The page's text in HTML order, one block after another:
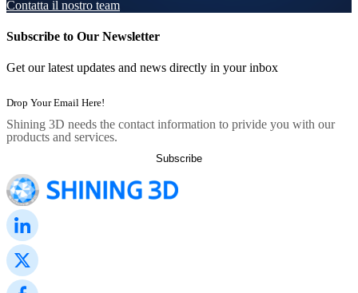
Contatta il nostro team
Subscribe to Our Newsletter
Get our latest updates and news directly in your inbox
Shining 3D needs the contact information to privide you with our
products and services.